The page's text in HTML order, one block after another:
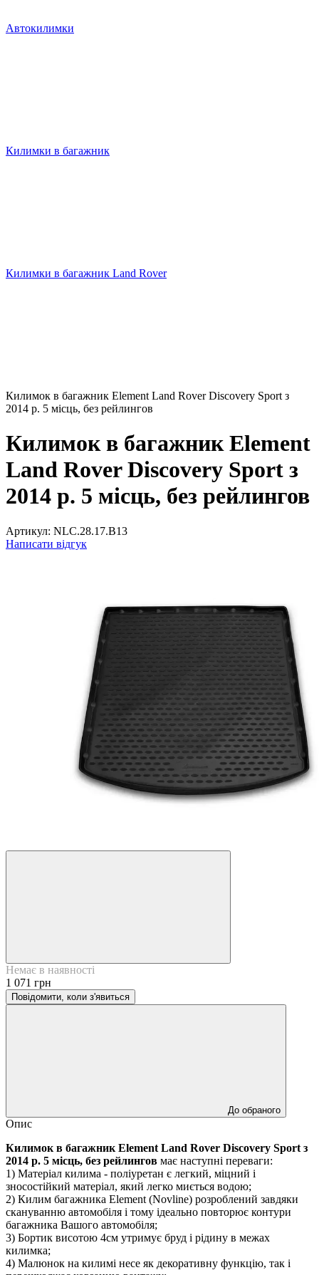
Автокилимки
Килимки в багажник
Килимки в багажник Land Rover
Килимок в багажник Element Land Rover Discovery Sport з
2014 р. 5 місць, без рейлингов
Килимок в багажник Element
Land Rover Discovery Sport з
2014 р. 5 місць, без рейлингов
Артикул: NLC.28.17.B13
Написати відгук
Немає в наявності
1 071 грн
Повідомити, коли з'явиться
До обраного
Опис
Килимок в багажник Element Land Rover Discovery Sport з
2014 р. 5 місць, без рейлингов має наступні переваги:
1) Матеріал килима - поліуретан є легкий, міцний і
зносостійкий матеріал, який легко миється водою;
2) Килим багажника Element (Novline) розроблений завдяки
скануванню автомобіля і тому ідеально повторює контури
багажника Вашого автомобіля;
3) Бортик висотою 4см утримує бруд і рідину в межах
килимка;
4) Малюнок на килимі несе як декоративну функцію, так і